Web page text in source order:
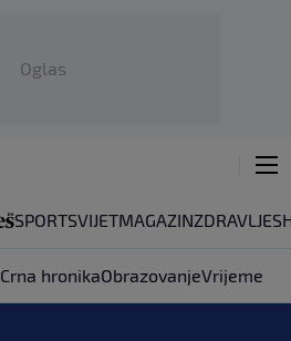
Oglas
SPORTSVIJETMAGAZINZDRAVLJE
Crna hronikaObrazovanjeVrijeme